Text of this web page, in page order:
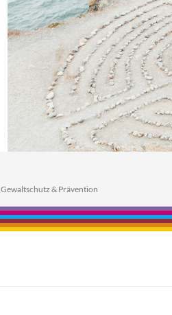
Gewaltschutz & Prävention